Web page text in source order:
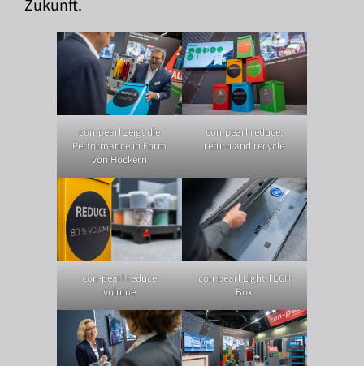
Zukunft.
con-pearl zeigt die
Performance in Form
von Hockern
con-pearl reduce,
return and recycle
con-pearl reduce
volume
con-pearl Light TECH
Box